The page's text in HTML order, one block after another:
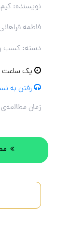
نویسنده:
فاطمه فراهانی
دسته: کسب و
یک ساعت
رفتن به
زمان